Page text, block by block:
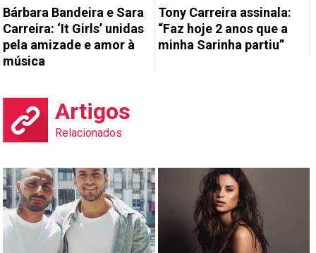
Bárbara Bandeira e Sara
Carreira: ‘It Girls’ unidas
pela amizade e amor à
música
Tony Carreira assinala:
“Faz hoje 2 anos que a
minha Sarinha partiu”
Artigos
Relacionados